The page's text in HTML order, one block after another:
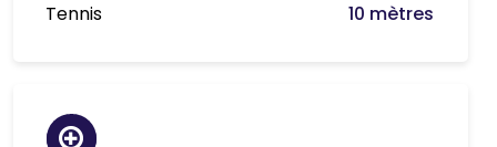
Tennis
10 mètres